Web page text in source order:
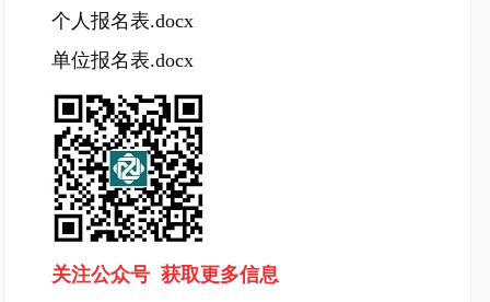
个人报名表.docx
单位报名表.docx
关注公众号 获取更多信息